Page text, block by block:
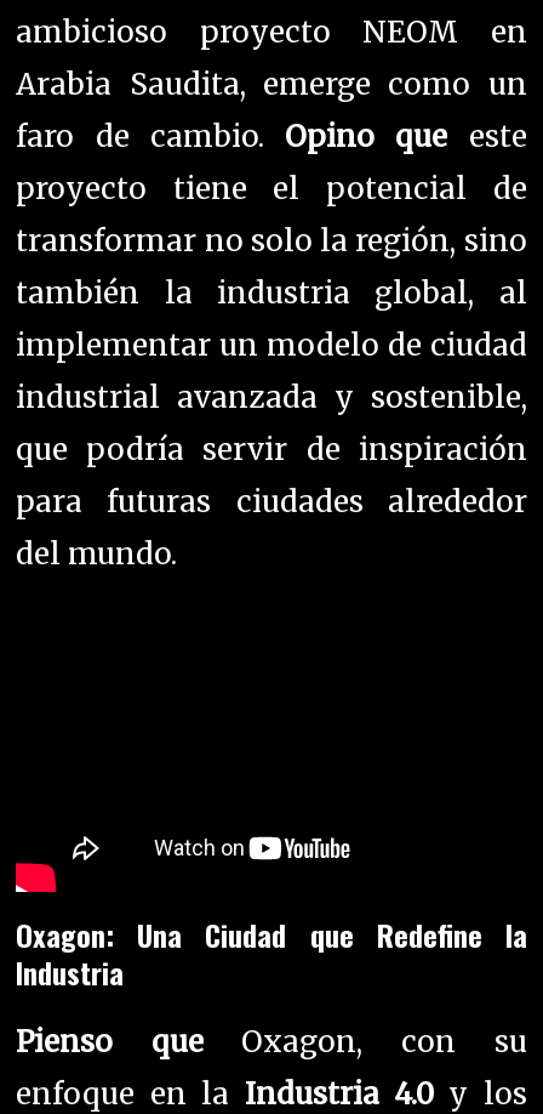
ambicioso proyecto NEOM en
Arabia Saudita, emerge como un
faro de cambio. Opino que este
proyecto tiene el potencial de
transformar no solo la región, sino
también la industria global, al
implementar un modelo de ciudad
industrial avanzada y sostenible,
que podría servir de inspiración
para futuras ciudades alrededor
del mundo.
Oxagon: Una Ciudad que Redefine la
Industria
Pienso queOxagon, con su
enfoque en la Industria 4.0y los